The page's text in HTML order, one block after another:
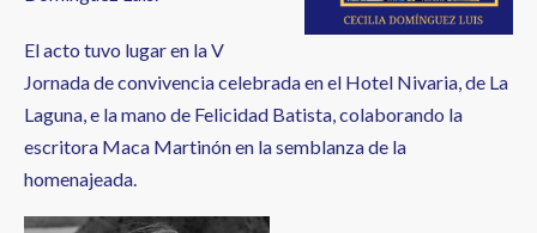
El acto tuvo lugar en la V
Jornada de convivencia celebrada en el Hotel Nivaria, de La
Laguna, e la mano de Felicidad Batista, colaborando la
escritora Maca Martinón en la semblanza de la
homenajeada.